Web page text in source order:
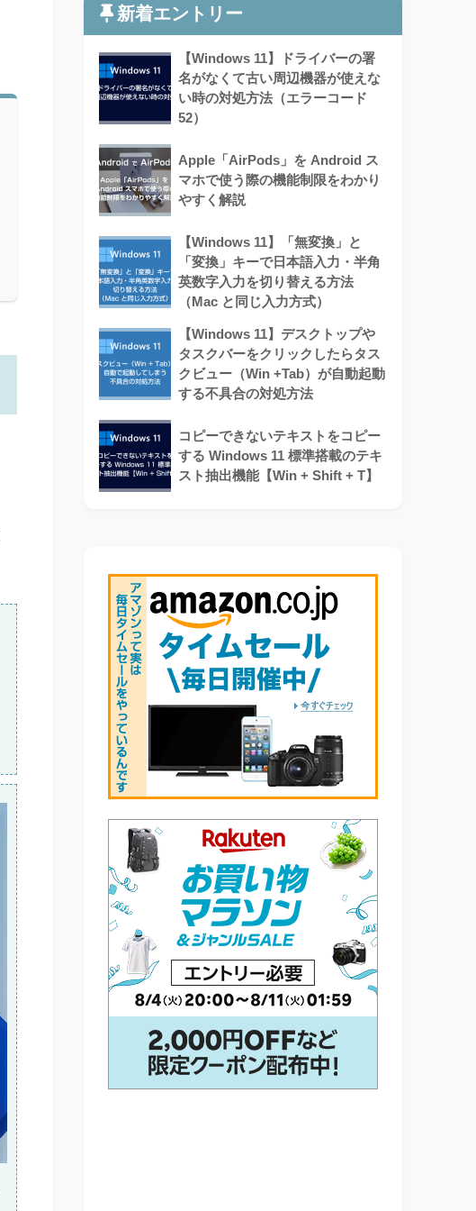
新着エントリー
【Windows 11】ドライバーの署
名がなくて古い周辺機器が使えな
い時の対処方法（エラーコード
52）
Apple「AirPods」を Android ス
マホで使う際の機能制限をわかり
やすく解説
【Windows 11】「無変換」と
「変換」キーで日本語入力・半角
英数字入力を切り替える方法
（Mac と同じ入力方式）
【Windows 11】デスクトップや
タスクバーをクリックしたらタス
クビュー（Win +Tab）が自動起動
する不具合の対処方法
コピーできないテキストをコピー
する Windows 11 標準搭載のテキ
スト抽出機能【Win + Shift + T】